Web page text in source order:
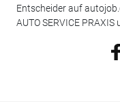
Entscheider auf
AUTO SERVICE